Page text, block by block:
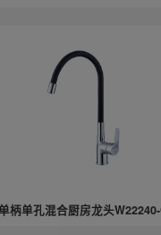
柄单孔混合厨房龙头